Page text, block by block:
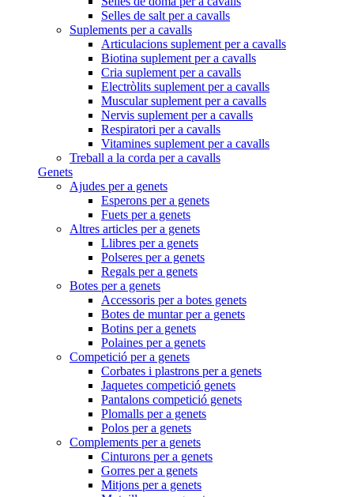
Selles de salt per a cavalls
Suplements per a cavalls
Articulacions suplement per a cavalls
Biotina suplement per a cavalls
Cria suplement per a cavalls
Electròlits suplement per a cavalls
Muscular suplement per a cavalls
Nervis suplement per a cavalls
Respiratori per a cavalls
Vitamines suplement per a cavalls
Treball a la corda per a cavalls
Genets
Ajudes per a genets
Esperons per a genets
Fuets per a genets
Altres articles per a genets
Llibres per a genets
Polseres per a genets
Regals per a genets
Botes per a genets
Accessoris per a botes genets
Botes de muntar per a genets
Botins per a genets
Polaines per a genets
Competició per a genets
Corbates i plastrons per a genets
Jaquetes competició genets
Pantalons competició genets
Plomalls per a genets
Polos per a genets
Complements per a genets
Cinturons per a genets
Gorres per a genets
Mitjons per a genets